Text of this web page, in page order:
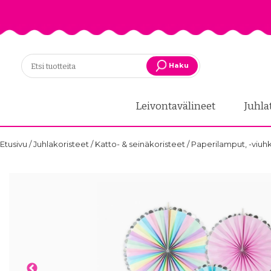
Haku
Leivontavälineet
Etusivu /Juhlakoristeet /Katto- & seinäkoristeet /Paperilamput, -